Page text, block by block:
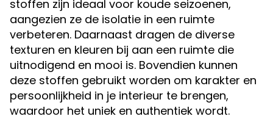
stoffen zijn ideaal voor koude seizoenen,
aangezien ze de isolatie in een ruimte
verbeteren. Daarnaast dragen de diverse
texturen en kleuren bij aan een ruimte die
uitnodigend en mooi is. Bovendien kunnen
deze stoffen gebruikt worden om karakter en
persoonlijkheid in je interieur te brengen,
waardoor het uniek en authentiek wordt.